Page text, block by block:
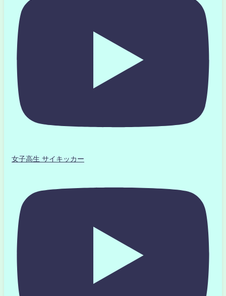
女子高生 サイキッカー